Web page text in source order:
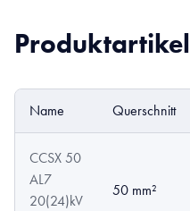
Produktartikel
Name Querschnitt
CCSX 50
AL7
20(24)kV
50 mm²